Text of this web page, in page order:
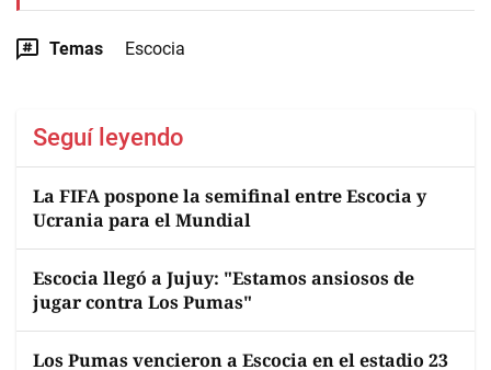
Temas Escocia
Seguí leyendo
La FIFA pospone la semifinal entre Escocia y
Ucrania para el Mundial
Escocia llegó a Jujuy: "Estamos ansiosos de
jugar contra Los Pumas"
Los Pumas vencieron a Escocia en el estadio 23